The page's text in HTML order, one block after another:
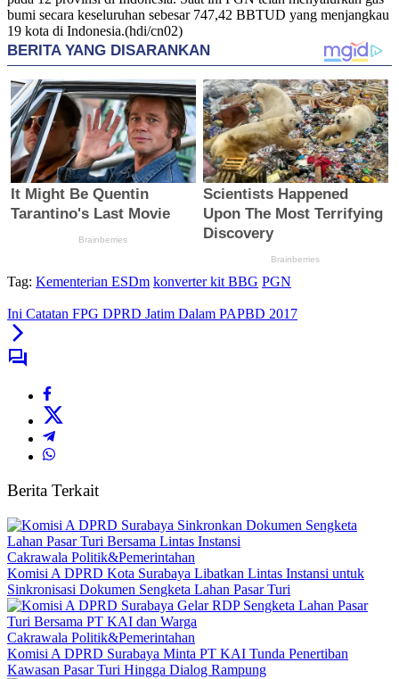
bumi secara keseluruhan sebesar 747,42 BBTUD yang menjangkau
19 kota di Indonesia.(hdi/cn02)
Tag: Kementerian ESDm konverter kit BBG PGN
Ini Catatan FPG DPRD Jatim Dalam PAPBD 2017
Berita Terkait
Cakrawala Politik&Pemerintahan
Komisi A DPRD Kota Surabaya Libatkan Lintas Instansi untuk
Sinkronisasi Dokumen Sengketa Lahan Pasar Turi
Cakrawala Politik&Pemerintahan
Komisi A DPRD Surabaya Minta PT KAI Tunda Penertiban
Kawasan Pasar Turi Hingga Dialog Rampung